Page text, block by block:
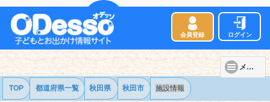
会員登録 ログイン
メニュー
TOP 都道府県一覧 秋田県 秋田市 施設情報